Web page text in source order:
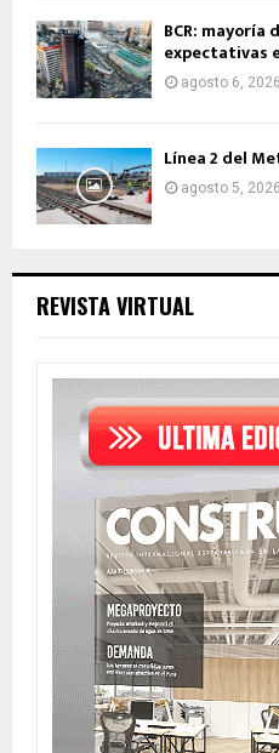
BCR:
expectativas
agosto 6, 2026
Línea 2 del
agosto 5, 2026
REVISTA VIRTUAL